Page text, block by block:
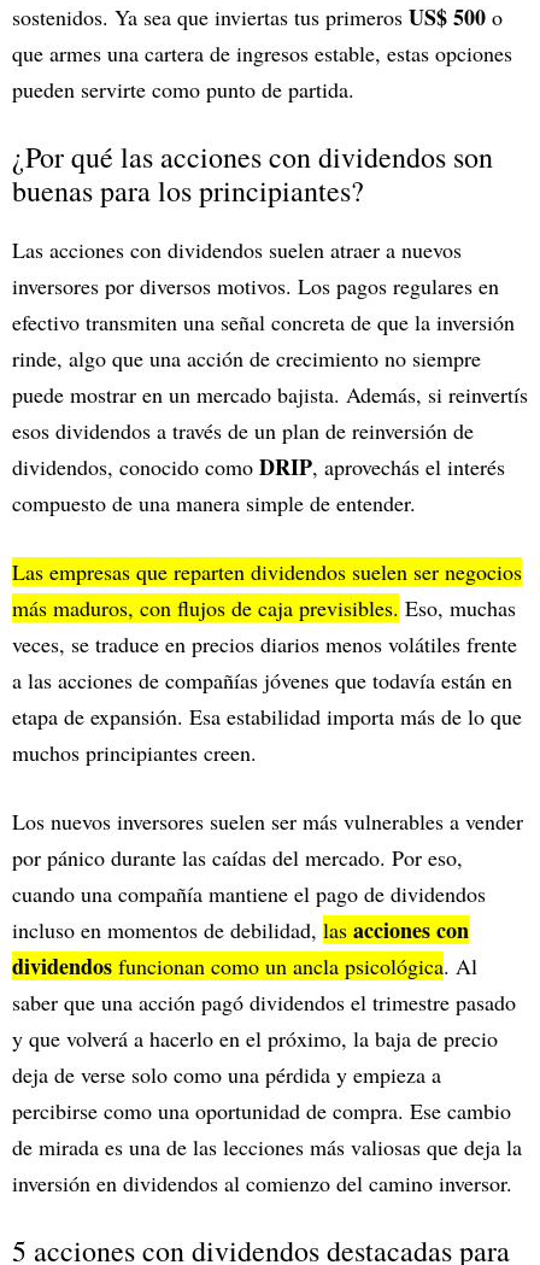
sostenidos. Ya sea que inviertas tus primeros US$ 500 o
que armes una cartera de ingresos estable, estas opciones
pueden servirte como punto de partida.
¿Por qué las acciones con dividendos son
buenas para los principiantes?
Las acciones con dividendos suelen atraer a nuevos
inversores por diversos motivos. Los pagos regulares en
efectivo transmiten una señal concreta de que la inversión
rinde, algo que una acción de crecimiento no siempre
puede mostrar en un mercado bajista. Además, si reinvertís
esos dividendos a través de un plan de reinversión de
dividendos, conocido como DRIP, aprovechás el interés
compuesto de una manera simple de entender.
Las empresas que reparten dividendos suelen ser negocios
más maduros, con flujos de caja previsibles. Eso, muchas
veces, se traduce en precios diarios menos volátiles frente
a las acciones de compañías jóvenes que todavía están en
etapa de expansión. Esa estabilidad importa más de lo que
muchos principiantes creen.
Los nuevos inversores suelen ser más vulnerables a vender
por pánico durante las caídas del mercado. Por eso,
cuando una compañía mantiene el pago de dividendos
incluso en momentos de debilidad, las acciones con
dividendos funcionan como un ancla psicológica. Al
saber que una acción pagó dividendos el trimestre pasado
y que volverá a hacerlo en el próximo, la baja de precio
deja de verse solo como una pérdida y empieza a
percibirse como una oportunidad de compra. Ese cambio
de mirada es una de las lecciones más valiosas que deja la
inversión en dividendos al comienzo del camino inversor.
5 acciones con dividendos destacadas para